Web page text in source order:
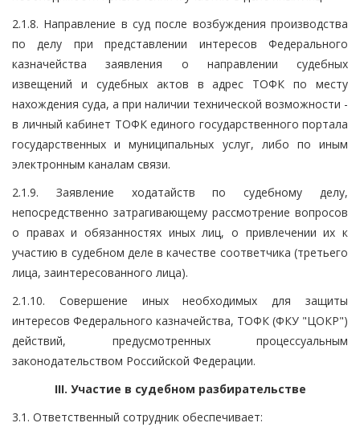
2.1.8. Направление в суд после возбуждения производства
по делу при представлении интересов Федерального
казначейства заявления о направлении судебных
извещений и судебных актов в адрес ТОФК по месту
нахождения суда, а при наличии технической возможности -
в личный кабинет ТОФК единого государственного портала
государственных и муниципальных услуг, либо по иным
электронным каналам связи.
2.1.9. Заявление ходатайств по судебному делу,
непосредственно затрагивающему рассмотрение вопросов
о правах и обязанностях иных лиц, о привлечении их к
участию в судебном деле в качестве соответчика (третьего
лица, заинтересованного лица).
2.1.10. Совершение иных необходимых для защиты
интересов Федерального казначейства, ТОФК (ФКУ "ЦОКР")
действий, предусмотренных процессуальным
законодательством Российской Федерации.
III. Участие в судебном разбирательстве
3.1. Ответственный сотрудник обеспечивает: